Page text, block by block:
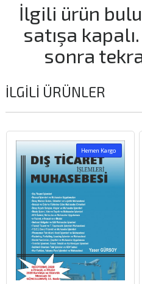
İlgili ürün
satışa
sonra
İLGILI ÜRÜNLER